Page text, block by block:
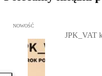
Przejdź do: JPK_VAT krok
NOWOŚĆ
JPK_VAT